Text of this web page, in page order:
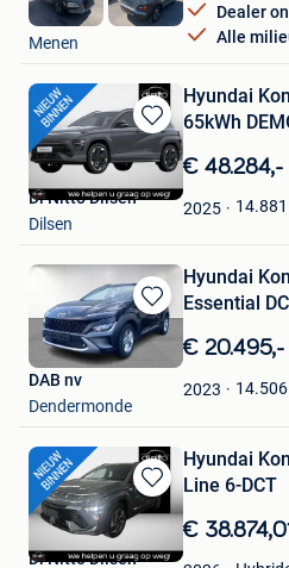
Dealer
Alle
BK Cars
Menen
Bewaren
in
Favorieten
Hyundai
65kWh
€ 48.284,-
2025 14.881
Di Nitto Dilsen
Dilsen
Bewaren
in
Mijn
Favorieten
Hyundai
Essential
€ 20.495,-
2023 14.506
DAB nv
Dendermonde
Bewaren
in
Favorieten
Hyundai
Line 6-DCT
€
Di Nitto Dilsen